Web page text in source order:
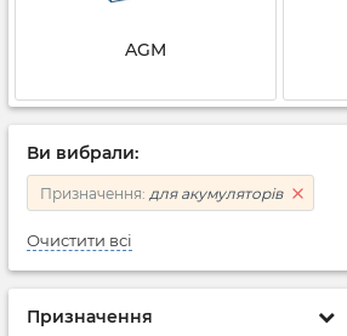
AGM
Ви вибрали:
Призначення: для акумуляторів
Очистити всі
Призначення